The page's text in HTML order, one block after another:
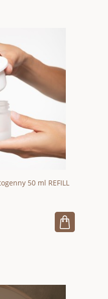
50 ml REFILL